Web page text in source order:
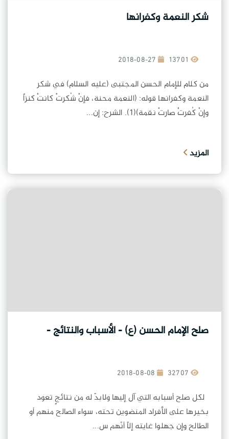
شكر النعمة وكفرانها
2018-08-27
من كلام للإمام الحسن المجتبى (عليه السلام) في شكر
النعمة وكفرانها قوله: (النعمة محنة، فإنْ شُكرتْ كانتْ كنزاً
وإنْ كُفرتْ صارتْ نقمة)(1). الشرح: إن...
المزيد
صلح الإمام الحسن (ع) - الأسباب والنتائج -
2018-08-08
لكل صلح أسبابه التي آل إليها ولابدّ له من نتائجٍ تعود
بخيرها على الأفراد المنضوين تحته، سواء الصالح منهم أو
الطالح وإن جهلوا غايته إلاّ أنّهم س...